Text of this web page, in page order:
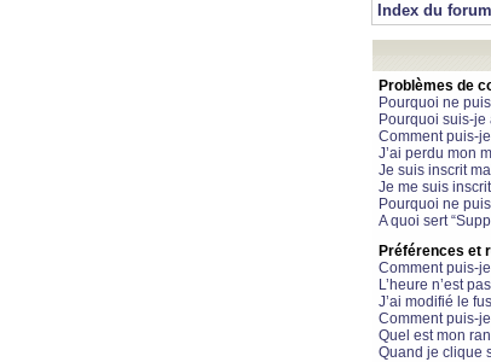
Index du forum
Problèmes de
Pourquoi ne
Pourquoi suis-
Comment puis-
J’ai perdu mon
Je suis inscrit
Je me suis
Pourquoi ne
A quoi sert
Préférences et
Comment puis-
L’heure n’est
J’ai modifié le
Comment puis-
Quel est mon
Quand je clique